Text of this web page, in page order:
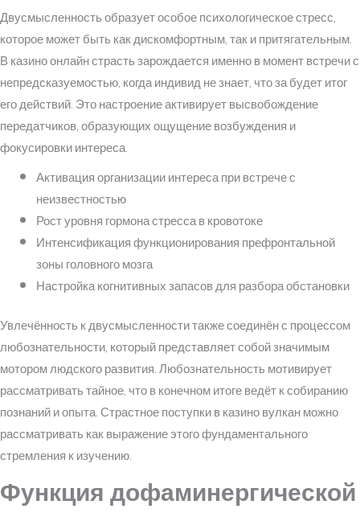
Двусмысленность образует особое психологическое стресс,
которое может быть как дискомфортным, так и притягательным.
В казино онлайн страсть зарождается именно в момент встречи с
непредсказуемостью, когда индивид не знает, что за будет итог
его действий. Это настроение активирует высвобождение
передатчиков, образующих ощущение возбуждения и
фокусировки интереса.
Активация организации интереса при встрече с
неизвестностью
Рост уровня гормона стресса в кровотоке
Интенсификация функционирования префронтальной
зоны головного мозга
Настройка когнитивных запасов для разбора обстановки
Увлечённость к двусмысленности также соединён с процессом
любознательности, который представляет собой значимым
мотором людского развития. Любознательность мотивирует
рассматривать тайное, что в конечном итоге ведёт к собиранию
познаний и опыта. Страстное поступки в казино вулкан можно
рассматривать как выражение этого фундаментального
стремления к изучению.
Функция дофаминергической